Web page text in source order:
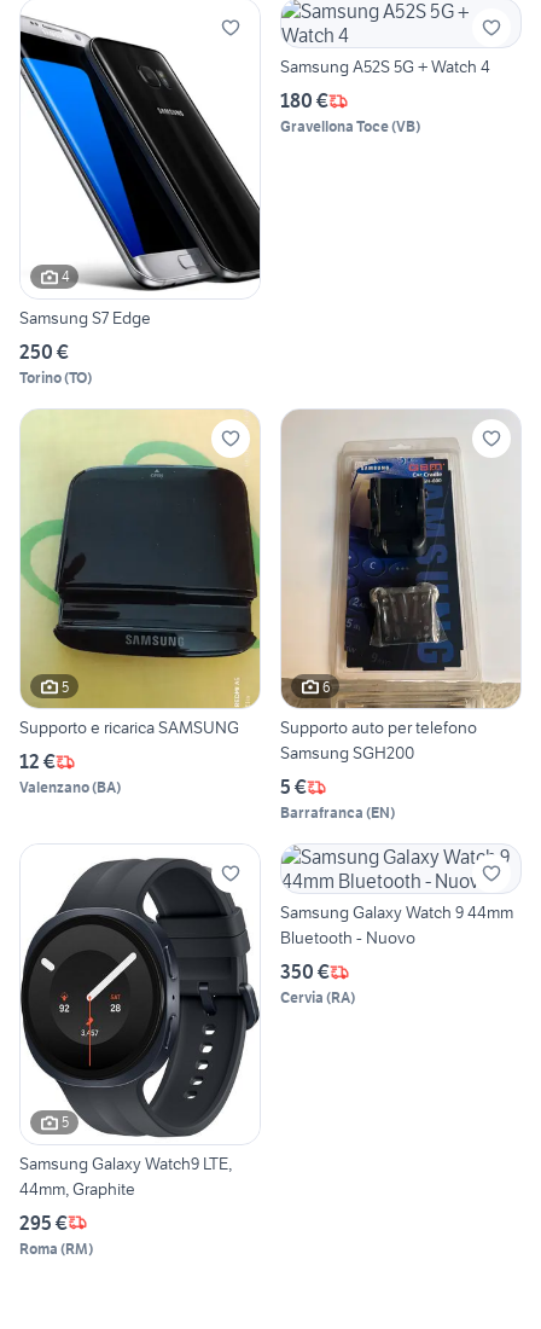
4
Samsung S7 Edge
250 €
Torino(TO)
Samsung A52S 5G + Watch 4
180 €
Gravellona Toce(VB)
5
Supporto e ricarica SAMSUNG
12 €
Valenzano(BA)
6
Supporto auto per telefono
Samsung SGH200
5 €
Barrafranca (EN)
5
Samsung Galaxy Watch9 LTE,
44mm, Graphite
295 €
Roma (RM)
Samsung Galaxy Watch 9 44mm
Bluetooth - Nuovo
350 €
Cervia (RA)